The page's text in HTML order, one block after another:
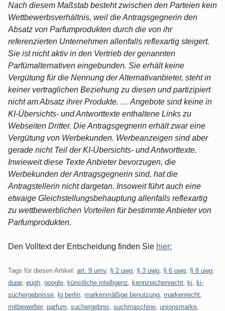
Nach diesem Maßstab besteht zwischen den Parteien kein
Wettbewerbsverhältnis, weil die Antragsgegnerin den
Absatz von Parfumprodukten durch die von ihr
referenzierten Unternehmen allenfalls reflexartig steigert.
Sie ist nicht aktiv in den Vertrieb der genannten
Parfümalternativen eingebunden. Sie erhält keine
Vergütung für die Nennung der Alternativanbieter, steht in
keiner vertraglichen Beziehung zu diesen und partizipiert
nicht am Absatz ihrer Produkte. … Angebote sind keine in
KI-Übersichts- und Antworttexte enthaltene Links zu
Webseiten Dritter. Die Antragsgegnerin erhält zwar eine
Vergütung von Werbekunden. Werbeanzeigen sind aber
gerade nicht Teil der KI-Übersichts- und Antworttexte.
Inwieweit diese Texte Anbieter bevorzugen, die
Werbekunden der Antragsgegnerin sind, hat die
Antragstellerin nicht dargetan. Insoweit führt auch eine
etwaige Gleichstellungsbehauptung allenfalls reflexartig
zu wettbewerblichen Vorteilen für bestimmte Anbieter von
Parfumprodukten.
Den Volltext der Entscheidung finden Sie hier:
Tags für diesen Artikel: art. 9 umv, § 2 uwg § 3 uwg § 6 uwg § 8 uwg
dupe eugh google künstliche intelligenz kennzeichenrecht ki
ki-
suchergebnisse
lg berlin markenmäßige benutzung markenrecht
mitbewerber, parfum suchergebnis suchmaschine unionsmarke